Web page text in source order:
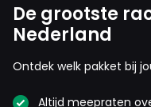
De grootste
Nederland
Ontdek welk pakket bij
Altijd meepraten